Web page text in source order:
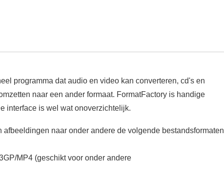
programma dat audio en video kan converteren, cd's en
naar een ander formaat. FormatFactory is handige
interface is wel wat onoverzichtelijk.
afbeeldingen naar onder andere de volgende bestandsformaten
MP4 (geschikt voor onder andere